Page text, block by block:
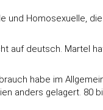
und Homosexuelle,
auf deutsch. Martel
habe im
anders gelagert. 80